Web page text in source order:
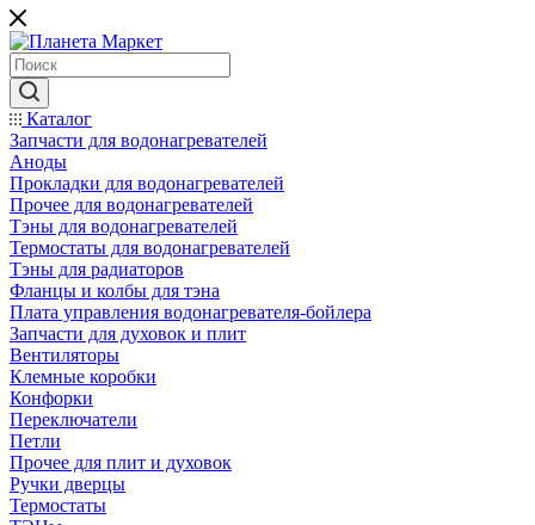
Каталог
Запчасти для водонагревателей
Аноды
Прокладки для водонагревателей
Прочее для водонагревателей
Тэны для водонагревателей
Термостаты для водонагревателей
Тэны для радиаторов
Фланцы и колбы для тэна
Плата управления водонагревателя-бойлера
Запчасти для духовок и плит
Вентиляторы
Клемные коробки
Конфорки
Переключатели
Петли
Прочее для плит и духовок
Ручки дверцы
Термостаты